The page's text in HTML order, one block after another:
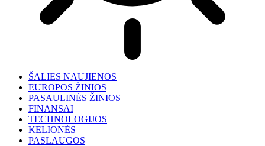
ŠALIES NAUJIENOS
EUROPOS ŽINIOS
PASAULINĖS ŽINIOS
FINANSAI
TECHNOLOGIJOS
KELIONĖS
PASLAUGOS